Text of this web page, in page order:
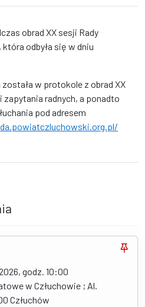
obrad XX sesji Rady
odbyła się w dniu
w protokole z obrad XX
zapytania radnych, a ponadto
pod adresem
godz. 10:00
w Człuchowie ; Al.
Człuchów